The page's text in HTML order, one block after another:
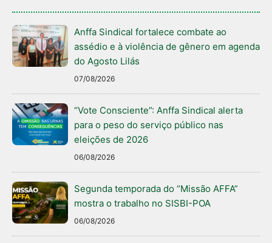
Anffa Sindical fortalece combate ao
assédio e à violência de gênero em agenda
do Agosto Lilás
07/08/2026
“Vote Consciente”: Anffa Sindical alerta
para o peso do serviço público nas
eleições de 2026
06/08/2026
Segunda temporada do “Missão AFFA”
mostra o trabalho no SISBI-POA
06/08/2026